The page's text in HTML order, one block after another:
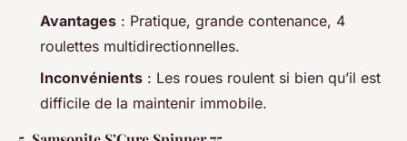
Avantages : Pratique, grande contenance, 4
roulettes multidirectionnelles.
Inconvénients : Les roues roulent si bien qu’il est
difficile de la maintenir immobile.